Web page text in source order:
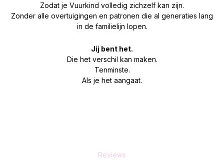
Zodat je Vuurkind volledig zichzelf kan zijn.
Zonder alle overtuigingen en patronen die al generaties lang
in de familielijn lopen.
Jij bent het.
Die het verschil kan maken.
Tenminste.
Als je het aangaat.
Reviews